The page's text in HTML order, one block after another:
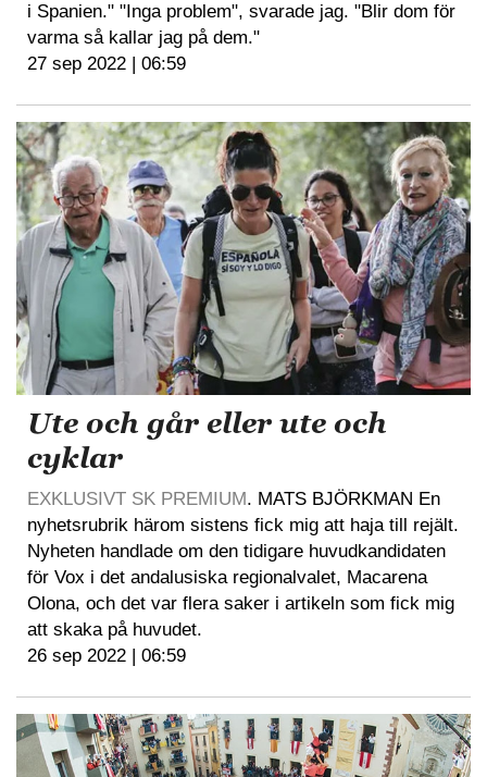
i Spanien." "Inga problem", svarade jag. "Blir dom för
varma så kallar jag på dem."
27 sep 2022 | 06:59
Ute och går eller ute och
cyklar
EXKLUSIVT SK PREMIUM. MATS BJÖRKMAN En
nyhetsrubrik härom sistens fick mig att haja till rejält.
Nyheten handlade om den tidigare huvudkandidaten
för Vox i det andalusiska regionalvalet, Macarena
Olona, och det var flera saker i artikeln som fick mig
att skaka på huvudet.
26 sep 2022 | 06:59